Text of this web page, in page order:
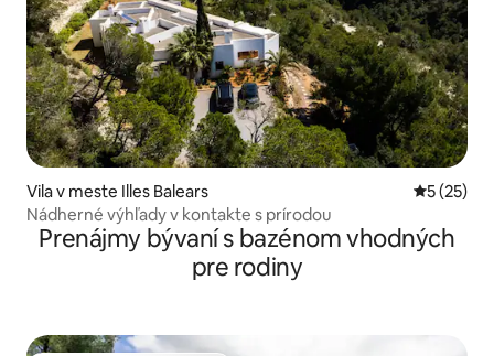
Vila v meste Illes Balears
5 (25)
Nádherné výhľady v kontakte s prírodou
Prenájmy bývaní s bazénom vhodných
pre rodiny